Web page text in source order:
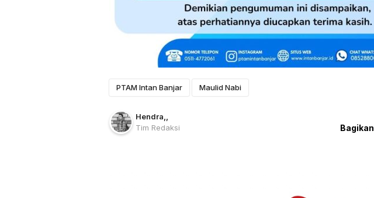
PTAM Intan Banjar Maulid Nabi
Hendra
Tim Redaksi
Bagikan